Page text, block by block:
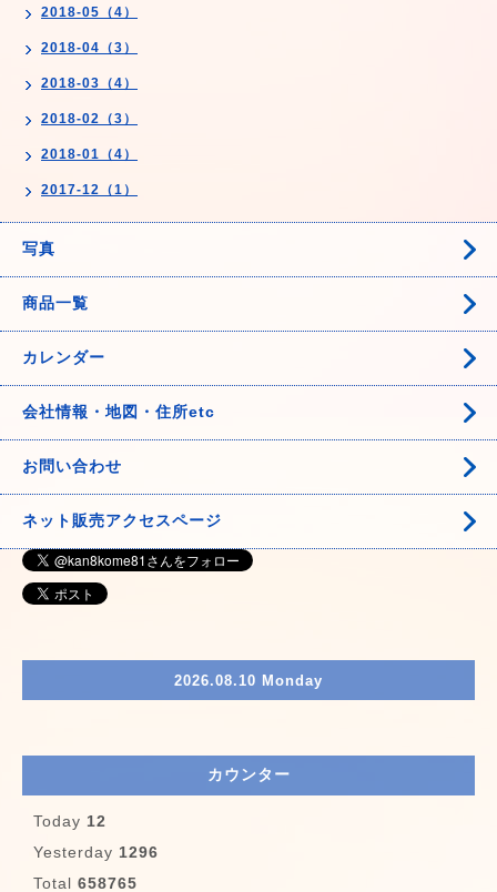
2018-05（4）
2018-04（3）
2018-03（4）
2018-02（3）
2018-01（4）
2017-12（1）
写真
商品一覧
カレンダー
会社情報・地図・住所etc
お問い合わせ
ネット販売アクセスページ
2026.08.10 Monday
カウンター
Today 12
Yesterday 1296
Total 658765